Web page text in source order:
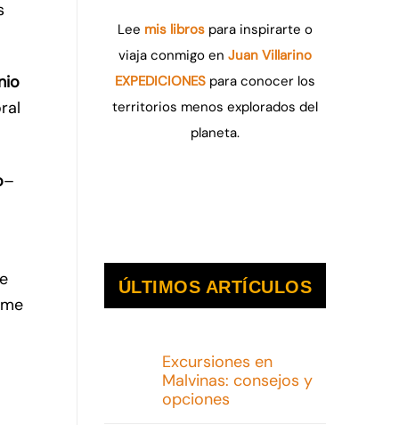
–
Lee mis libros para inspirarte o
viaja conmigo en Juan Villarino
EXPEDICIONES para conocer los
territorios menos explorados del
planeta.
ÚLTIMOS ARTÍCULOS
Excursiones en
Malvinas: consejos y
opciones